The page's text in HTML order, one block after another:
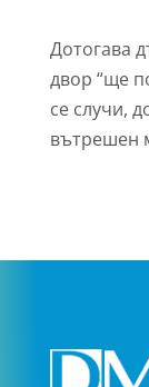
Дотогава
двор “ще
се случи,
вътрешен